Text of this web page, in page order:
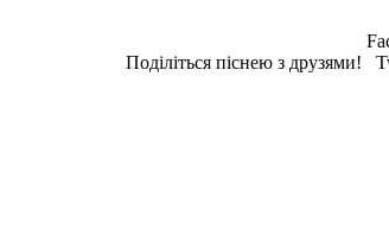
Поділіться піснею з друзями!